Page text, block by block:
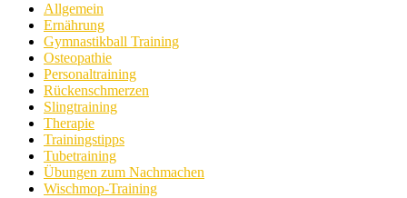
Allgemein
Ernährung
Gymnastikball Training
Osteopathie
Personaltraining
Rückenschmerzen
Slingtraining
Therapie
Trainingstipps
Tubetraining
Übungen zum Nachmachen
Wischmop-Training